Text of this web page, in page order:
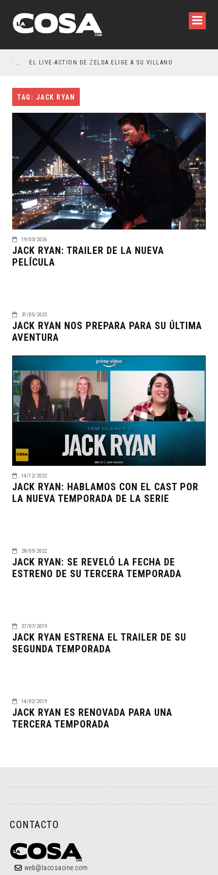
EL LIVE-ACTION DE ZELDA ELIGE A SU VILLANO
TAG: JACK RYAN
19/03/2026
JACK RYAN: TRAILER DE LA NUEVA
PELÍCULA
31/05/2023
JACK RYAN NOS PREPARA PARA SU ÚLTIMA
AVENTURA
14/12/2022
JACK RYAN: HABLAMOS CON EL CAST POR
LA NUEVA TEMPORADA DE LA SERIE
28/09/2022
JACK RYAN: SE REVELÓ LA FECHA DE
ESTRENO DE SU TERCERA TEMPORADA
27/07/2019
JACK RYAN ESTRENA EL TRAILER DE SU
SEGUNDA TEMPORADA
14/02/2019
JACK RYAN ES RENOVADA PARA UNA
TERCERA TEMPORADA
CONTACTO
web@lacosacine.com